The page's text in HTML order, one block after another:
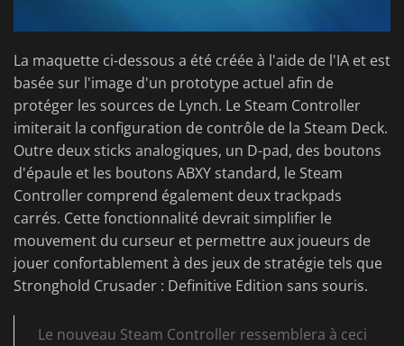
La maquette ci-dessous a été créée à l'aide de l'IA et est
basée sur l'image d'un prototype actuel afin de
protéger les sources de Lynch. Le Steam Controller
imiterait la configuration de contrôle de la Steam Deck.
Outre deux sticks analogiques, un D-pad, des boutons
d'épaule et les boutons ABXY standard, le Steam
Controller comprend également deux trackpads
carrés. Cette fonctionnalité devrait simplifier le
mouvement du curseur et permettre aux joueurs de
jouer confortablement à des jeux de stratégie tels que
Stronghold Crusader : Definitive Edition sans souris.
Le nouveau Steam Controller ressemblera à ceci